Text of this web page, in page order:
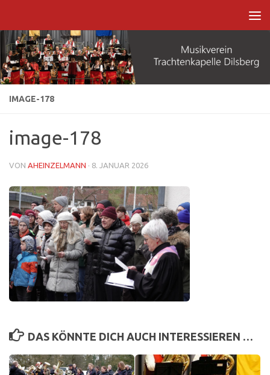
IMAGE-178
image-178
VON AHEINZELMANN · 8. JANUAR 2026
DAS KÖNNTE DICH AUCH INTERESSIEREN …